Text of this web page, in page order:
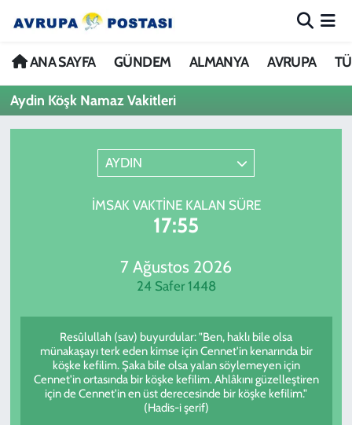
ANA SAYFA GÜNDEM ALMANYA AVRUPA
Aydin Köşk Namaz Vakitleri
AYDIN
İMSAK VAKTINE KALAN SÜRE
17:55
7 Ağustos 2026
24 Safer 1448
Resûlullah (sav) buyurdular: "Ben, haklı bile olsa
münakaşayı terk eden kimse için Cennet'in kenarında bir
köşke kefilim. Şaka bile olsa yalan söylemeyen için
Cennet'in ortasında bir köşke kefilim. Ahlâkını güzelleştiren
için de Cennet'in en üst derecesinde bir köşke kefilim."
(Hadis-i şerif)
ANA SAYFA
GÜNDEM
SPOR
KADIN
Nöbetçi Eczaneler
Hava Durumu
Trafik Durumu
Avrupa Ligi Puan Durumu ve Fikstür
Tüm Manşetler
Haber Arşivi